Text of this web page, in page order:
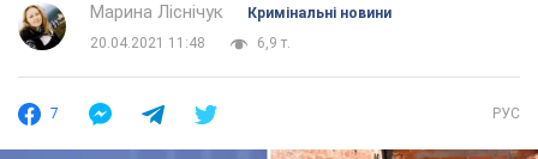
Марина Ліснічук
Кримінальні новини
20.04.2021 11:48
6,9 т.
7 РУС